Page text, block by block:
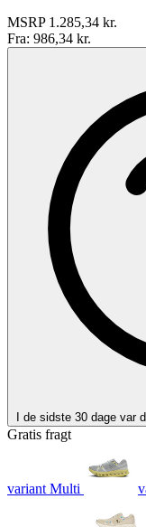
MSRP 1.285,34 kr.
Fra: 986,34 kr.
I de sidste 30 dage var
Gratis fragt
variant Multi